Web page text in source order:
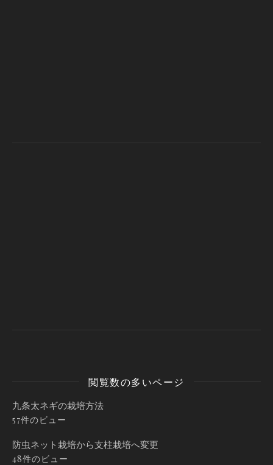
閲覧数の多いページ
九条太ネギの栽培方法
57件のビュー
防虫ネット栽培から支柱栽培へ変更
48件のビュー